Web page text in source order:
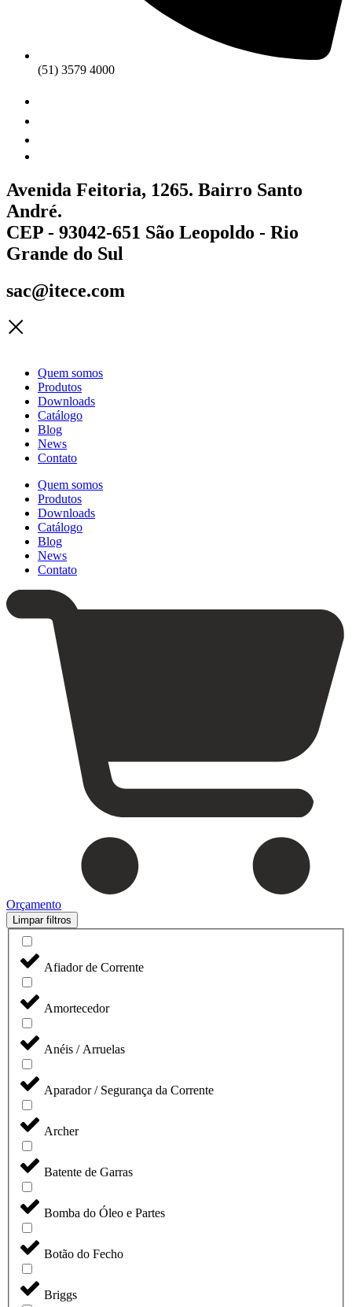
(51) 3579 4000
Avenida Feitoria, 1265. Bairro Santo
André.
CEP - 93042-651 São Leopoldo - Rio
Grande do Sul
sac@itece.com
Quem somos
Produtos
Downloads
Catálogo
Blog
News
Contato
Quem somos
Produtos
Downloads
Catálogo
Blog
News
Contato
Orçamento
Limpar filtros
Afiador de Corrente
Amortecedor
Anéis / Arruelas
Aparador / Segurança da Corrente
Archer
Batente de Garras
Bomba do Óleo e Partes
Botão do Fecho
Briggs